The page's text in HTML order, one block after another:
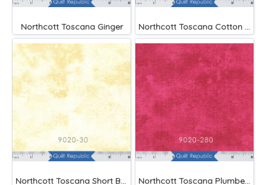
Northcott Toscana Ginger Northcott Toscana Cotton Candy
Northcott Toscana Short Bread Northcott Toscana Plumberry